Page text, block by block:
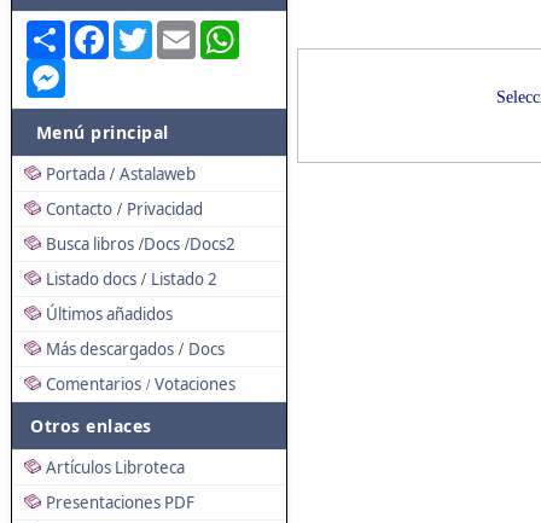
Share FacebookTwitterEmail
Menú principal
Portada / Astalaweb
Contacto / Privacidad
Busca libros /Docs /Docs2
Listado docs / Listado 2
Últimos añadidos
Más descargados / Docs
Comentarios / Votaciones
Otros enlaces
Artículos Libroteca
Presentaciones PDF